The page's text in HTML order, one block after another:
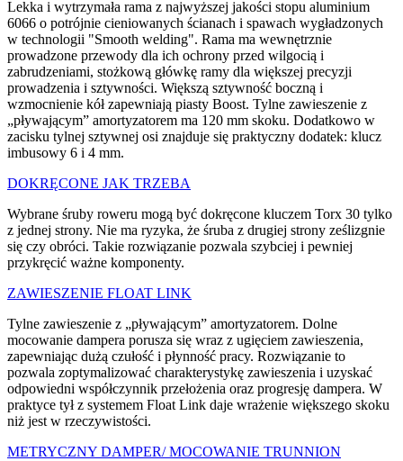
Lekka i wytrzymała rama z najwyższej jakości stopu aluminium
6066 o potrójnie cieniowanych ścianach i spawach wygładzonych
w technologii "Smooth welding". Rama ma wewnętrznie
prowadzone przewody dla ich ochrony przed wilgocią i
zabrudzeniami, stożkową główkę ramy dla większej precyzji
prowadzenia i sztywności. Większą sztywność boczną i
wzmocnienie kół zapewniają piasty Boost. Tylne zawieszenie z
„pływającym” amortyzatorem ma 120 mm skoku. Dodatkowo w
zacisku tylnej sztywnej osi znajduje się praktyczny dodatek: klucz
imbusowy 6 i 4 mm.
DOKRĘCONE JAK TRZEBA
Wybrane śruby roweru mogą być dokręcone kluczem Torx 30 tylko
z jednej strony. Nie ma ryzyka, że śruba z drugiej strony ześlizgnie
się czy obróci. Takie rozwiązanie pozwala szybciej i pewniej
przykręcić ważne komponenty.
ZAWIESZENIE FLOAT LINK
Tylne zawieszenie z „pływającym” amortyzatorem. Dolne
mocowanie dampera porusza się wraz z ugięciem zawieszenia,
zapewniając dużą czułość i płynność pracy. Rozwiązanie to
pozwala zoptymalizować charakterystykę zawieszenia i uzyskać
odpowiedni współczynnik przełożenia oraz progresję dampera. W
praktyce tył z systemem Float Link daje wrażenie większego skoku
niż jest w rzeczywistości.
METRYCZNY DAMPER/ MOCOWANIE TRUNNION